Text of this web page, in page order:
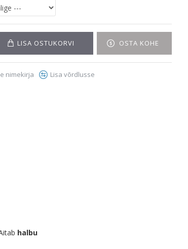
LISA OSTUKORVI OSTA KOHE
nimekirja Lisa võrdlusse
halbu